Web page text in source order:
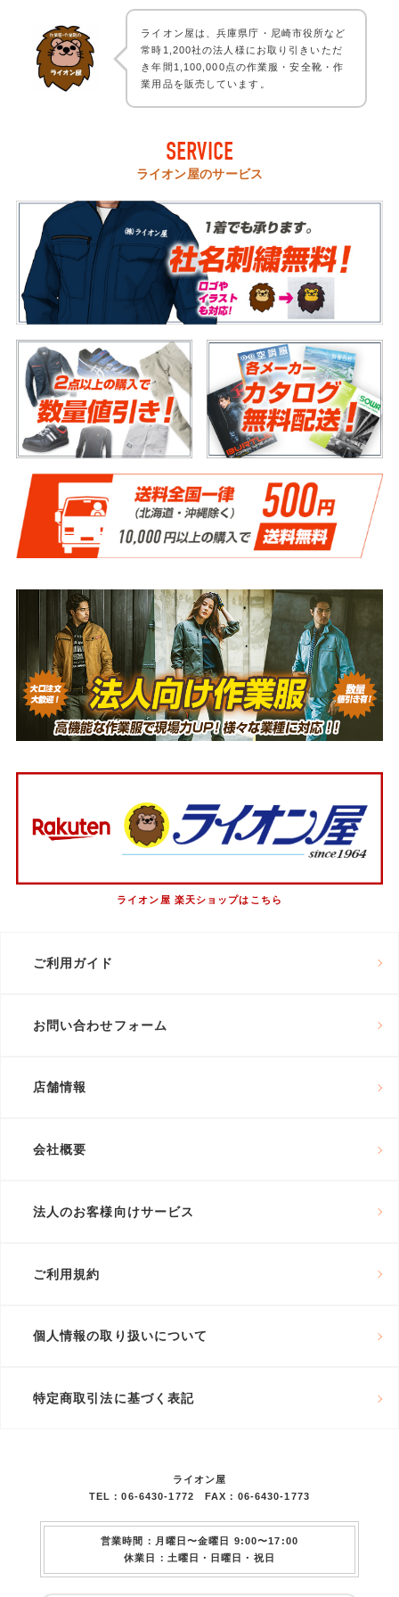
ライオン屋は、兵庫県庁・尼崎市役所など
常時1,200社の法人様にお取り引きいただ
き年間1,100,000点の作業服・安全靴・作
業用品を販売しています。
SERVICE
ライオン屋のサービス
ライオン屋 楽天ショップはこちら
ご利用ガイド
お問い合わせフォーム
店舗情報
会社概要
法人のお客様向けサービス
ご利用規約
個人情報の取り扱いについて
特定商取引法に基づく表記
ライオン屋
TEL：06-6430-1772 FAX：06-6430-1773
営業時間：月曜日〜金曜日 9:00〜17:00
休業日：土曜日・日曜日・祝日